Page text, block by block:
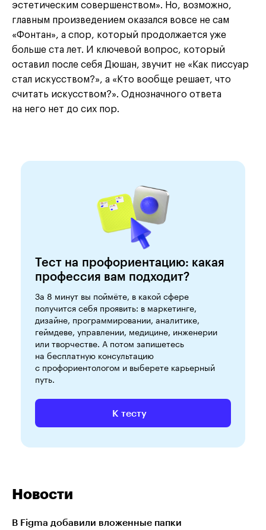
эстетическим совершенством». Но, возможно,
главным произведением оказался вовсе не сам
«Фонтан», а спор, который продолжается уже
больше ста лет. И ключевой вопрос, который
оставил после себя Дюшан, звучит не «Как писсуар
стал искусством?», а «Кто вообще решает, что
считать искусством?». Однозначного ответа
на него нет до сих пор.
Тест на профориентацию: какая
профессия вам подходит?
За 8 минут вы поймёте, в какой сфере
получится себя проявить: в маркетинге,
дизайне, программировании, аналитике,
геймдеве, управлении, медицине, инженерии
или творчестве. А потом запишетесь
на бесплатную консультацию
с профориентологом и выберете карьерный
путь.
К тесту
Новости
В Figma добавили вложенные папки